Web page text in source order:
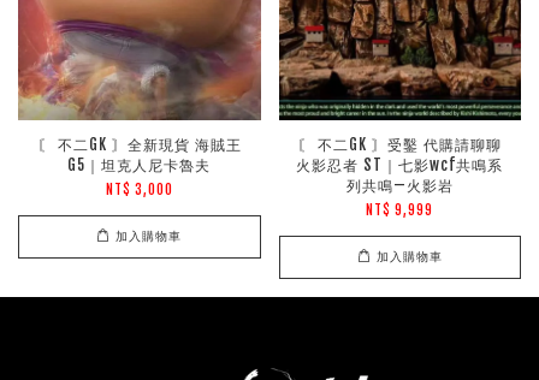
〘 不二GK 〙全新現貨 海賊王
G5｜坦克人尼卡魯夫
NT$ 3,000
加入購物車
〘 不二GK 〙受鑿 代購請聊聊
火影忍者 ST｜七影wcf共鳴系
列共鳴—火影岩
NT$ 9,999
加入購物車